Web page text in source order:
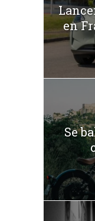
en
Se